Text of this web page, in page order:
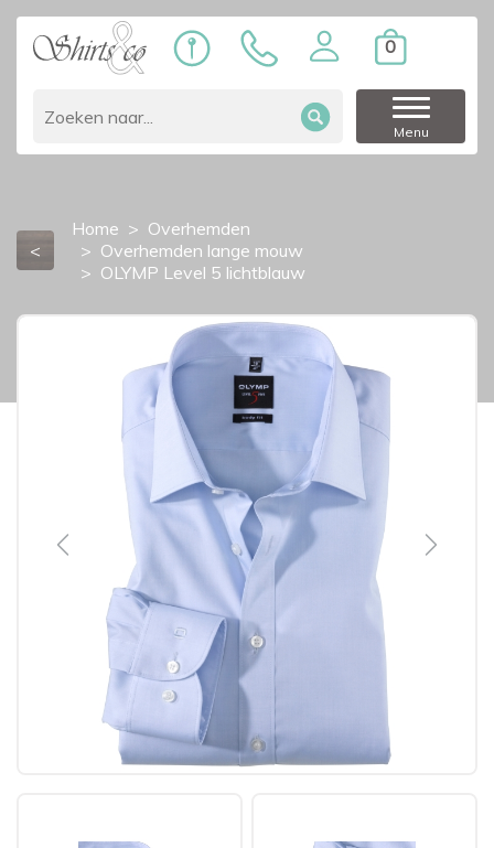
0
Menu
<
Home
Overhemden
Overhemden lange mouw
OLYMP Level 5 lichtblauw
Previous Next